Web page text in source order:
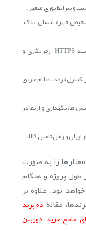
و شرایط نوری متغیر.
چهره، انسان، پلاک،
مانند HTTPS، رمزنگاری و
کنترل تردد، اعلام حریق
ها، نگهداری و ارتقا در
ایران و زمان تامین کالا.
معیارها را به صورت
پروژه و هنگام
بود. علاوه بر
مقاله ده برند
جامع خرید دوربین